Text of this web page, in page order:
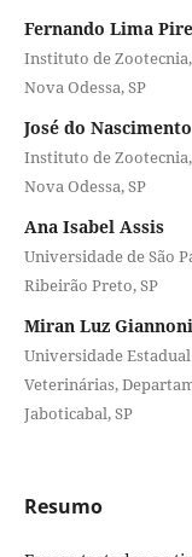
Fernando Lima
Instituto de
Nova Odessa, SP
José do Nascimento
Instituto de
Nova Odessa, SP
Ana Isabel Assis
Universidade de São
Ribeirão Preto, SP
Miran Luz Giannoni
Universidade
Veterinárias,
Jaboticabal, SP
Resumo